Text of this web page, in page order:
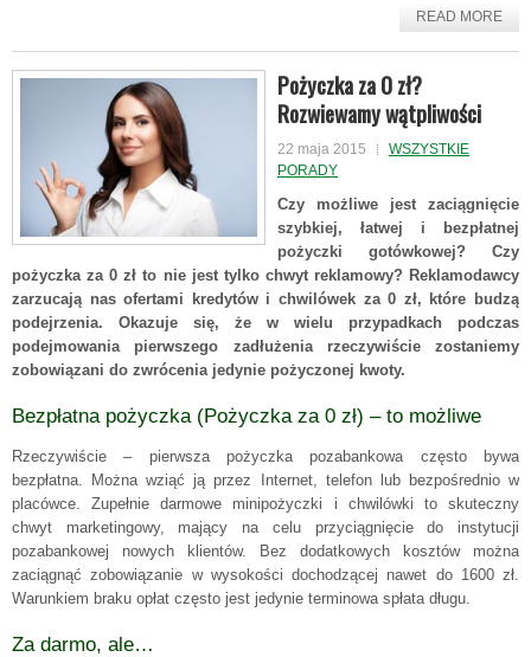
READ MORE
Pożyczka za 0 zł?
Rozwiewamy wątpliwości
22 maja 2015
WSZYSTKIE
PORADY
Czy możliwe jest zaciągnięcie
szybkiej, łatwej i bezpłatnej
pożyczki gotówkowej? Czy
pożyczka za 0 zł to nie jest tylko chwyt reklamowy? Reklamodawcy
zarzucają nas ofertami kredytów i chwilówek za 0 zł, które budzą
podejrzenia. Okazuje się, że w wielu przypadkach podczas
podejmowania pierwszego zadłużenia rzeczywiście zostaniemy
zobowiązani do zwrócenia jedynie pożyczonej kwoty.
Bezpłatna pożyczka (Pożyczka za 0 zł) – to możliwe
Rzeczywiście – pierwsza pożyczka pozabankowa często bywa
bezpłatna. Można wziąć ją przez Internet, telefon lub bezpośrednio w
placówce. Zupełnie darmowe minipożyczki i chwilówki to skuteczny
chwyt marketingowy, mający na celu przyciągnięcie do instytucji
pozabankowej nowych klientów. Bez dodatkowych kosztów można
zaciągnąć zobowiązanie w wysokości dochodzącej nawet do 1600 zł.
Warunkiem braku opłat często jest jedynie terminowa spłata długu.
Za darmo, ale…